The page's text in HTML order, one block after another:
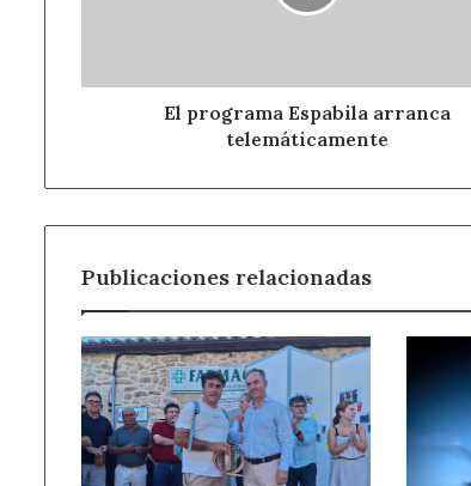
El programa Espabila arranca
telemáticamente
Publicaciones relacionadas